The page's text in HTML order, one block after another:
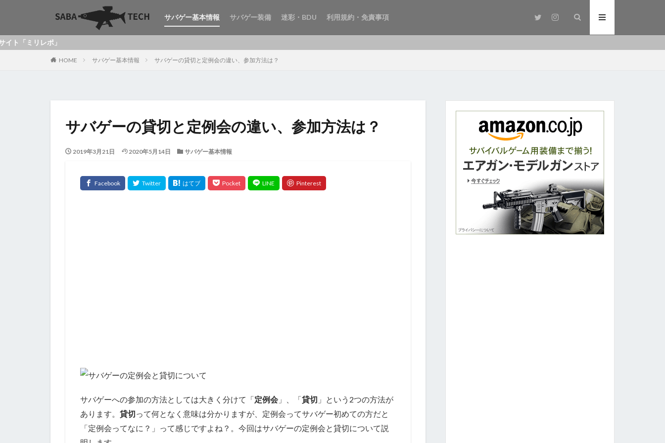
サバゲー基本情報 サバゲー装備 迷彩・BDU 利用規約・免責事項
ポ」
HOME サバゲー基本情報 サバゲーの貸切と定例会の違い、参加方法は？
サバゲーの貸切と定例会の違い、参加方法は？
2019年3月21日 2020年5月14日 サバゲー基本情報
サバゲーへの参加の方法としては大きく分けて「定例会 」、「貸切 」という2つの方法が
あります。 貸切って何となく意味は分かりますが、定例会ってサバゲー初めての方だと
「定例会ってなに？」って感じですよね？。今回はサバゲーの定例会と貸切について説